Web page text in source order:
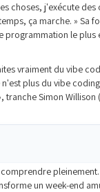
choses, j'exécute
ça marche. » Sa
programmation le plus
vraiment du vibe
plus du vibe
tranche Simon Willison (
un week-end